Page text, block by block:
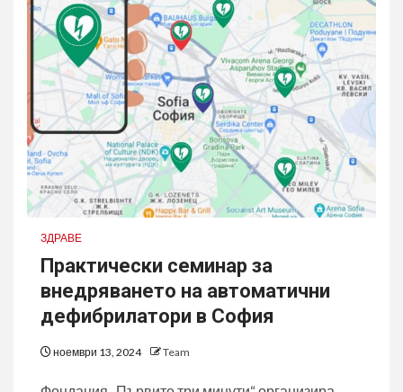
ЗДРАВЕ
Практически семинар за
внедряването на автоматични
дефибрилатори в София
ноември 13, 2024 Team